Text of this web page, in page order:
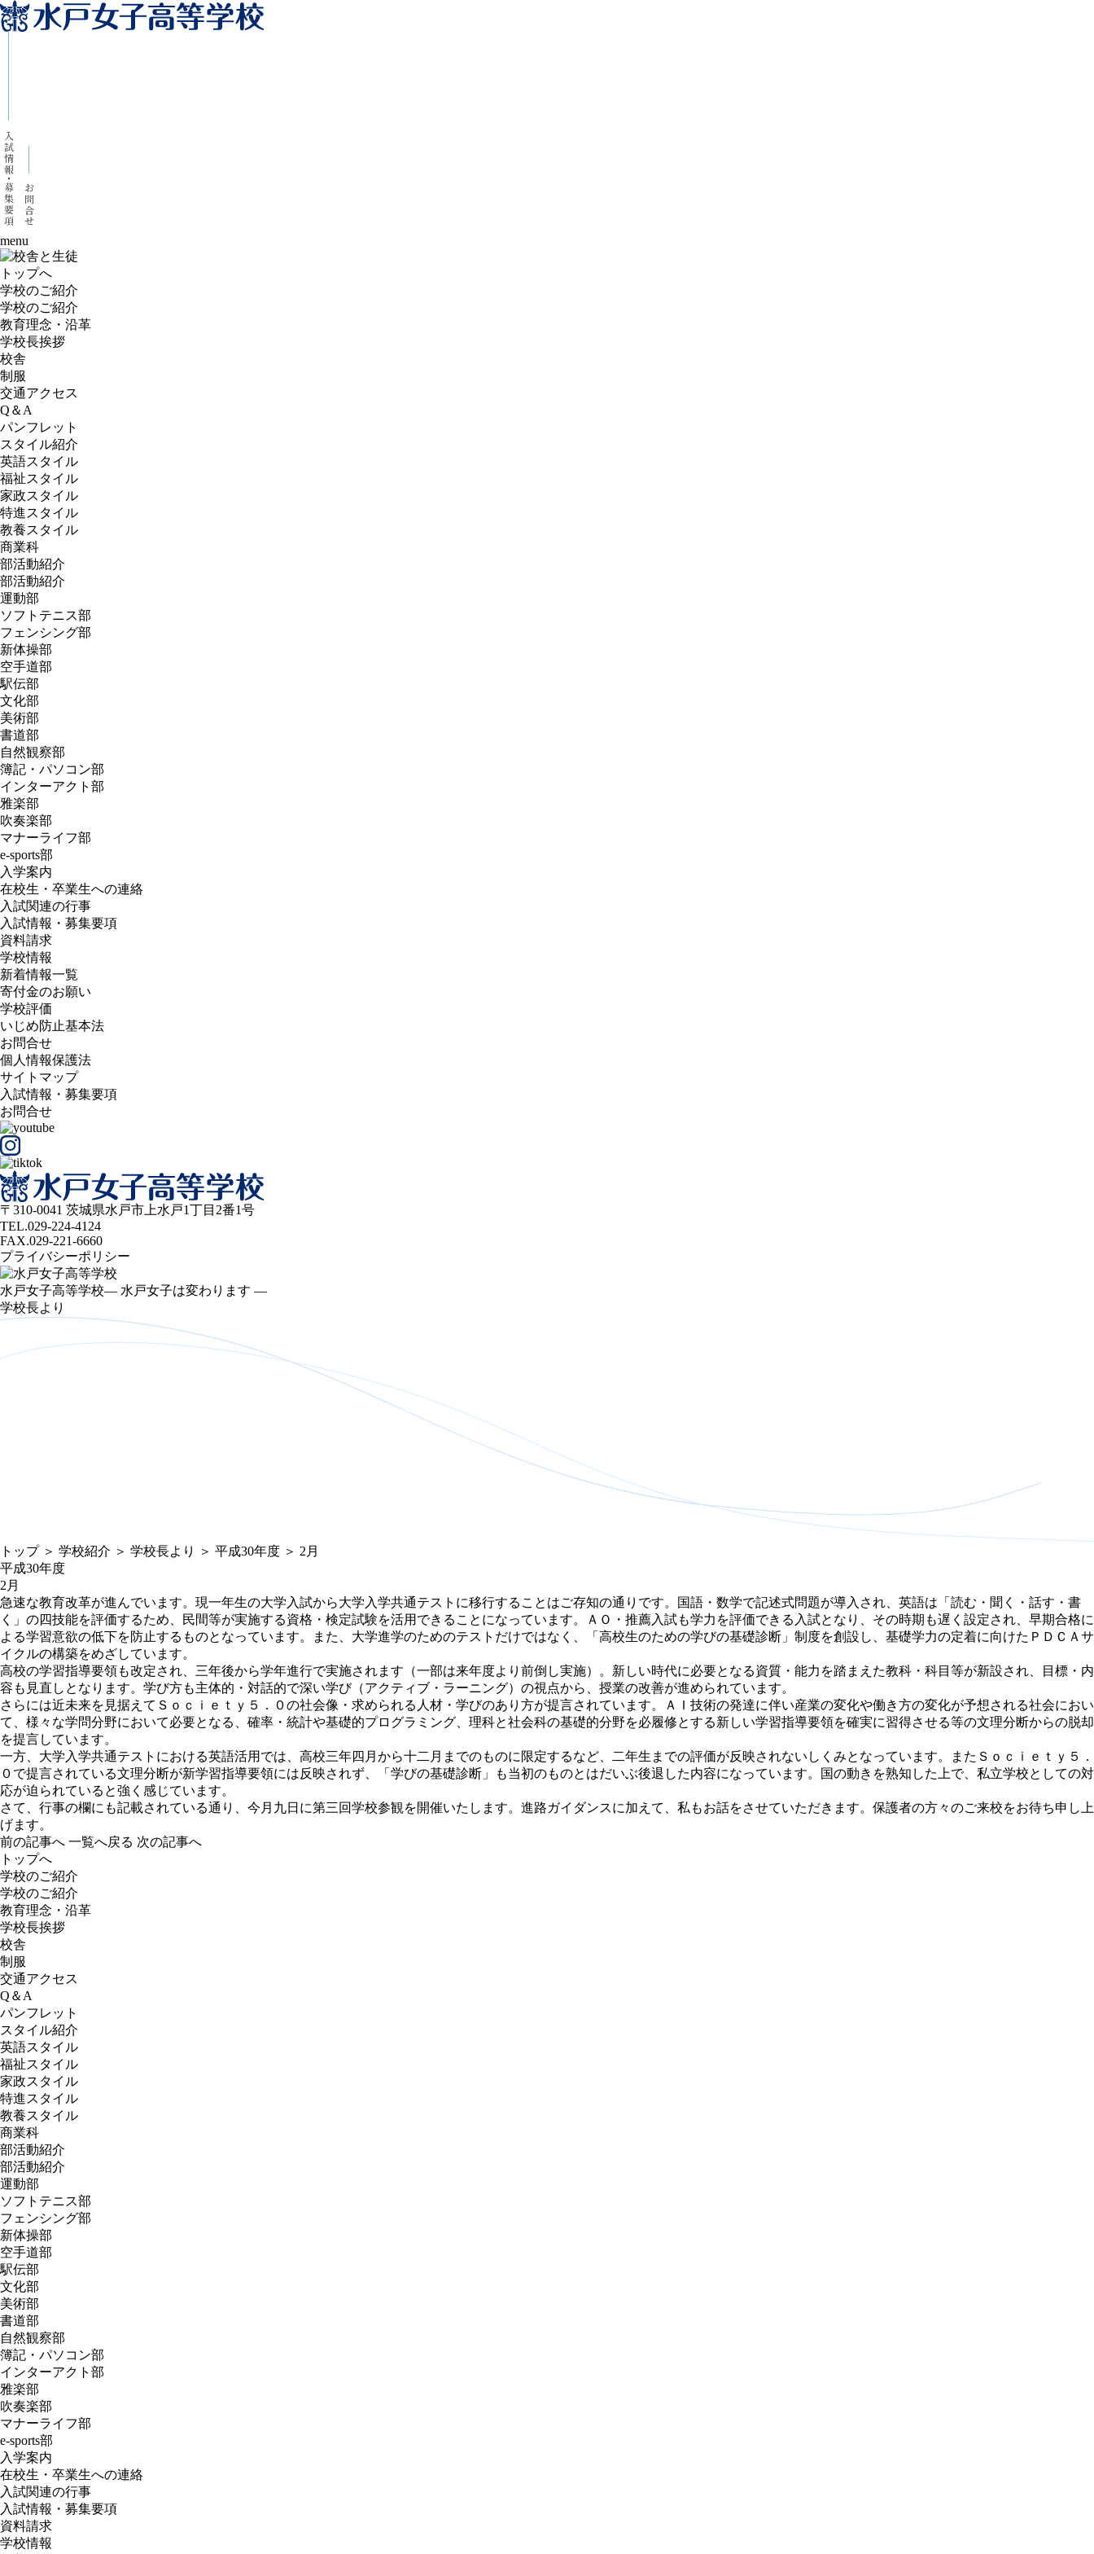
menu
トップへ
学校のご紹介
学校のご紹介
教育理念・沿革
学校長挨拶
校舎
制服
交通アクセス
Q＆A
パンフレット
スタイル紹介
英語スタイル
福祉スタイル
家政スタイル
特進スタイル
教養スタイル
商業科
部活動紹介
部活動紹介
運動部
ソフトテニス部
フェンシング部
新体操部
空手道部
駅伝部
文化部
美術部
書道部
自然観察部
簿記・パソコン部
インターアクト部
雅楽部
吹奏楽部
マナーライフ部
e-sports部
入学案内
在校生・卒業生への連絡
入試関連の行事
入試情報・募集要項
資料請求
学校情報
新着情報一覧
寄付金のお願い
学校評価
いじめ防止基本法
お問合せ
個人情報保護法
サイトマップ
入試情報・募集要項
お問合せ
〒310-0041 茨城県水戸市上水戸1丁目2番1号
TEL.029-224-4124
FAX.029-221-6660
プライバシーポリシー
水戸女子高等学校— 水戸女子は変わります —
学校長より
トップ＞ 学校紹介 ＞ 学校長より ＞ 平成30年度 ＞ 2月
平成30年度
2月
急速な教育改革が進んでいます。現一年生の大学入試から大学入学共通テストに移行することはご存知の通りです。国語・数学で記述式問題が導入され、英語は「読む・聞く・話す・書
く」の四技能を評価するため、民間等が実施する資格・検定試験を活用できることになっています。ＡＯ・推薦入試も学力を評価できる入試となり、その時期も遅く設定され、早期合格に
よる学習意欲の低下を防止するものとなっています。また、大学進学のためのテストだけではなく、「高校生のための学びの基礎診断」制度を創設し、基礎学力の定着に向けたＰＤＣＡサ
イクルの構築をめざしています。
高校の学習指導要領も改定され、三年後から学年進行で実施されます（一部は来年度より前倒し実施）。新しい時代に必要となる資質・能力を踏まえた教科・科目等が新設され、目標・内
容も見直しとなります。学び方も主体的・対話的で深い学び（アクティブ・ラーニング）の視点から、授業の改善が進められています。
さらには近未来を見据えてＳｏｃｉｅｔｙ５．０の社会像・求められる人材・学びのあり方が提言されています。ＡＩ技術の発達に伴い産業の変化や働き方の変化が予想される社会におい
て、様々な学問分野において必要となる、確率・統計や基礎的プログラミング、理科と社会科の基礎的分野を必履修とする新しい学習指導要領を確実に習得させる等の文理分断からの脱却
を提言しています。
一方、大学入学共通テストにおける英語活用では、高校三年四月から十二月までのものに限定するなど、二年生までの評価が反映されないしくみとなっています。またＳｏｃｉｅｔｙ５．
０で提言されている文理分断が新学習指導要領には反映されず、「学びの基礎診断」も当初のものとはだいぶ後退した内容になっています。国の動きを熟知した上で、私立学校としての対
応が迫られていると強く感じています。
さて、行事の欄にも記載されている通り、今月九日に第三回学校参観を開催いたします。進路ガイダンスに加えて、私もお話をさせていただきます。保護者の方々のご来校をお待ち申し上
げます。
前の記事へ 一覧へ戻る 次の記事へ
トップへ
学校のご紹介
学校のご紹介
教育理念・沿革
学校長挨拶
校舎
制服
交通アクセス
Q＆A
パンフレット
スタイル紹介
英語スタイル
福祉スタイル
家政スタイル
特進スタイル
教養スタイル
商業科
部活動紹介
部活動紹介
運動部
ソフトテニス部
フェンシング部
新体操部
空手道部
駅伝部
文化部
美術部
書道部
自然観察部
簿記・パソコン部
インターアクト部
雅楽部
吹奏楽部
マナーライフ部
e-sports部
入学案内
在校生・卒業生への連絡
入試関連の行事
入試情報・募集要項
資料請求
学校情報